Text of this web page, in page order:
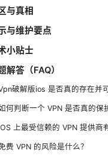
与真相
与维护要点
小贴士
解答（FAQ）
破解版ios 是否真的存在并
何判断一个 VPN 是否真的保
上最受信赖的 VPN 提供商
费 VPN 的风险是什么？